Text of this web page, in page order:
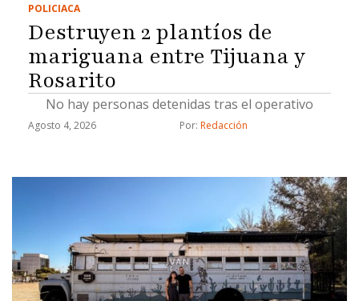
POLICIACA
Destruyen 2 plantíos de
mariguana entre Tijuana y
Rosarito
No hay personas detenidas tras el operativo
Agosto 4, 2026 Por: Redacción